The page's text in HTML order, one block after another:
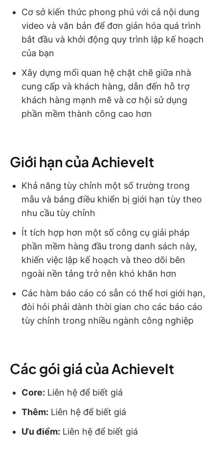
Cơ sở kiến thức phong phú với cả nội dung
video và văn bản để đơn giản hóa quá trình
bắt đầu và khởi động quy trình lập kế hoạch
của bạn
Xây dựng mối quan hệ chặt chẽ giữa nhà
cung cấp và khách hàng, dẫn đến hỗ trợ
khách hàng mạnh mẽ và cơ hội sử dụng
phần mềm thành công cao hơn
Giới hạn của AchieveIt
Khả năng tùy chỉnh một số trường trong
mẫu và bảng điều khiển bị giới hạn tùy theo
nhu cầu tùy chỉnh
Ít tích hợp hơn một số công cụ giải pháp
phần mềm hàng đầu trong danh sách này,
khiến việc lập kế hoạch và theo dõi bên
ngoài nền tảng trở nên khó khăn hơn
Các hàm báo cáo có sẵn có thể hơi giới hạn,
đòi hỏi phải dành thời gian cho các báo cáo
tùy chỉnh trong nhiều ngành công nghiệp
Các gói giá của AchieveIt
Core: Liên hệ để biết giá
Thêm: Liên hệ để biết giá
Ưu điểm: Liên hệ để biết giá